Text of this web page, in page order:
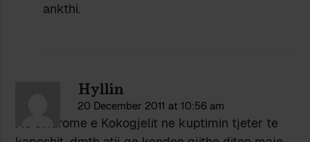
ankthi.
Hyllin
20 December 2011 at 10:56 am
P.s sindrome e Kokogjelit ne kuptimin tjeter te